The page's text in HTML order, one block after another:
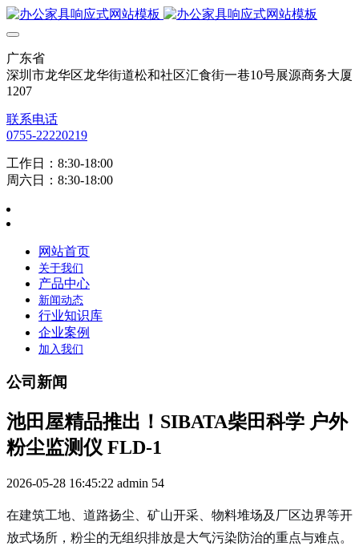
广东省
深圳市龙华区龙华街道松和社区汇食街一巷10号展源商务大厦
1207
联系电话
0755-22220219
工作日：8:30-18:00
周六日：8:30-18:00
网站首页
关于我们
产品中心
新闻动态
行业知识库
企业案例
加入我们
公司新闻
池田屋精品推出！SIBATA柴田科学 户外
粉尘监测仪 FLD-1
2026-05-28 16:45:22 admin 54
在建筑工地、道路扬尘、矿山开采、物料堆场及厂区边界等开
放式场所，粉尘的无组织排放是大气污染防治的重点与难点。